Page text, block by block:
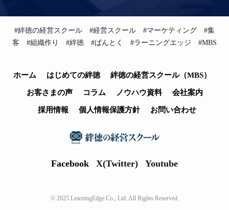
#絆徳の経営スクール #経営スクール #マーケティング #集
客 #組織作り #絆徳 #ばんとく #ラーニングエッジ #MBS
ホーム はじめての絆徳 絆徳の経営スクール（MBS）
お客さまの声 コラム ノウハウ資料 会社案内
採用情報 個人情報保護方針 お問い合わせ
Facebook X(Twitter) Youtube
© 2025 LearningEdge Co., Ltd. All Rights Reserved.